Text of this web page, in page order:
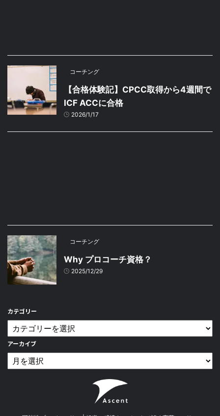
コーチング
【合格体験記】CPCC取得から4週間で
ICF ACCに合格
2026/1/17
コーチング
Why プロコーチ資格？
2025/12/29
カテゴリー
アーカイブ